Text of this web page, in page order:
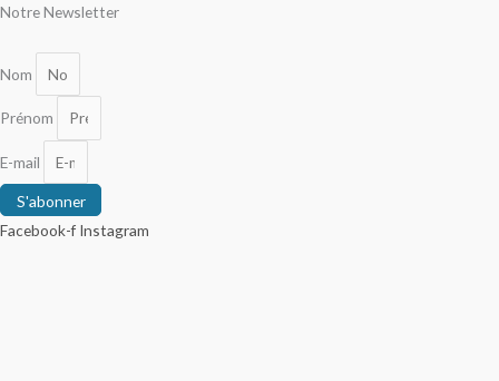
Notre Newsletter
Nom
Prénom
E-mail
S'abonner
Facebook-f Instagram